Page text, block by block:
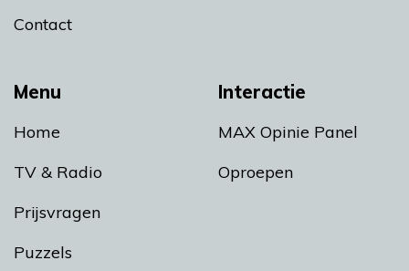
Menu
Home
TV & Radio
Prijsvragen
Puzzels
Interactie
MAX Opinie Panel
Oproepen
Contact